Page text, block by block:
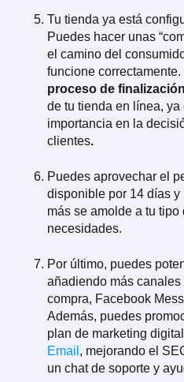
Tu tienda ya está
Puedes hacer unas
el camino del
funcione
proceso de
de tu tienda en línea,
importancia en la
clientes.
Puedes aprovechar el
disponible por 14 días y
más se amolde a tu
necesidades.
Por último, puedes
añadiendo más
compra, Facebook
Además, puedes
plan de marketing
Email , mejorando el
un chat de soporte y